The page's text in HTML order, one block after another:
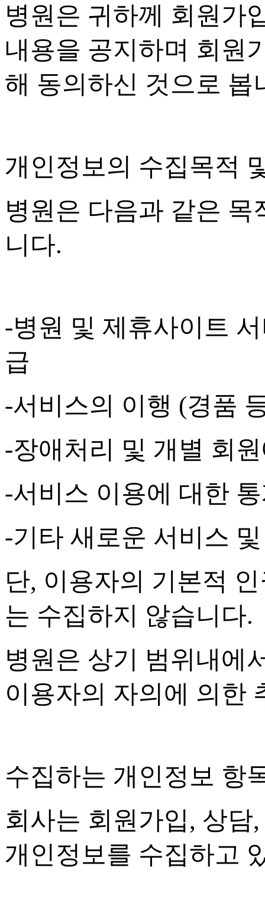
병원은 귀하께 회원가
내용을 공지하며 회원
해 동의하신 것으로 봅
개인정보의 수집목적
병원은 다음과 같은
니다.
-병원 및 제휴사이트
급
-서비스의 이행 (경품
-장애처리 및 개별 회
-서비스 이용에 대한
-기타 새로운 서비스
단, 이용자의 기본적
는 수집하지 않습니다.
병원은 상기 범위내에
이용자의 자의에 의한
수집하는 개인정보 항
회사는 회원가입, 상담
개인정보를 수집하고